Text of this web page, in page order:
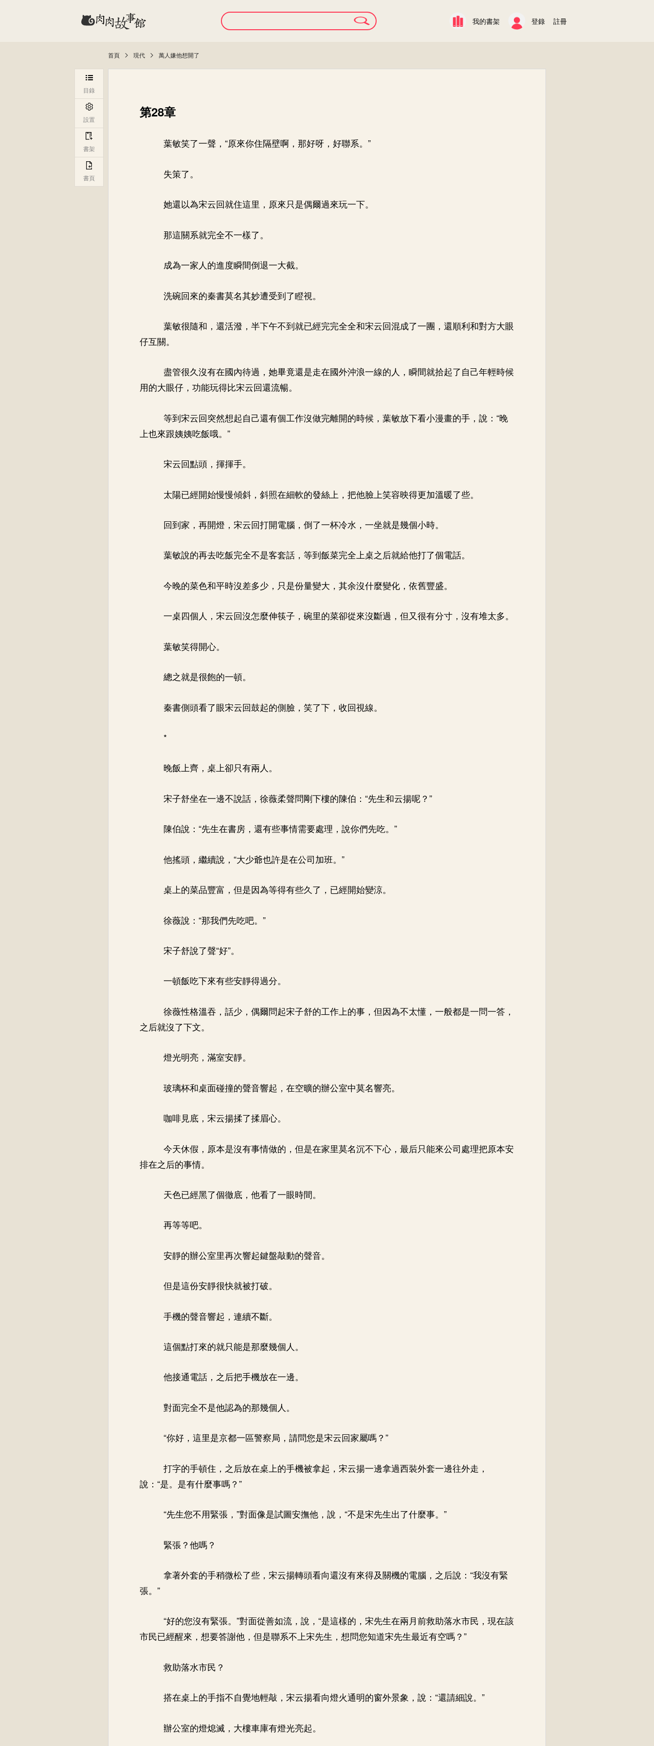
我的書架 登錄 註冊
首頁 現代 萬人嫌他想開了
目錄
設置
書架
書頁
第28章
葉敏笑了一聲，“原來你住隔壁啊，那好呀，好聯系。”
失策了。
她還以為宋云回就住這里，原來只是偶爾過來玩一下。
那這關系就完全不一樣了。
成為一家人的進度瞬間倒退一大截。
洗碗回來的秦書莫名其妙遭受到了瞪視。
葉敏很隨和，還活潑，半下午不到就已經完完全全和宋云回混成了一團，還順利和對方大眼
仔互關。
盡管很久沒有在國內待過，她畢竟還是走在國外沖浪一線的人，瞬間就拾起了自己年輕時候
用的大眼仔，功能玩得比宋云回還流暢。
等到宋云回突然想起自己還有個工作沒做完離開的時候，葉敏放下看小漫畫的手，說：“晚
上也來跟姨姨吃飯哦。”
宋云回點頭，揮揮手。
太陽已經開始慢慢傾斜，斜照在細軟的發絲上，把他臉上笑容映得更加溫暖了些。
回到家，再開燈，宋云回打開電腦，倒了一杯冷水，一坐就是幾個小時。
葉敏說的再去吃飯完全不是客套話，等到飯菜完全上桌之后就給他打了個電話。
今晚的菜色和平時沒差多少，只是份量變大，其余沒什麼變化，依舊豐盛。
一桌四個人，宋云回沒怎麼伸筷子，碗里的菜卻從來沒斷過，但又很有分寸，沒有堆太多。
葉敏笑得開心。
總之就是很飽的一頓。
秦書側頭看了眼宋云回鼓起的側臉，笑了下，收回視線。
*
晚飯上齊，桌上卻只有兩人。
宋子舒坐在一邊不說話，徐薇柔聲問剛下樓的陳伯：“先生和云揚呢？”
陳伯說：“先生在書房，還有些事情需要處理，說你們先吃。”
他搖頭，繼續說，“大少爺也許是在公司加班。”
桌上的菜品豐富，但是因為等得有些久了，已經開始變涼。
徐薇說：“那我們先吃吧。”
宋子舒說了聲“好”。
一頓飯吃下來有些安靜得過分。
徐薇性格溫吞，話少，偶爾問起宋子舒的工作上的事，但因為不太懂，一般都是一問一答，
之后就沒了下文。
燈光明亮，滿室安靜。
玻璃杯和桌面碰撞的聲音響起，在空曠的辦公室中莫名響亮。
咖啡見底，宋云揚揉了揉眉心。
今天休假，原本是沒有事情做的，但是在家里莫名沉不下心，最后只能來公司處理把原本安
排在之后的事情。
天色已經黑了個徹底，他看了一眼時間。
再等等吧。
安靜的辦公室里再次響起鍵盤敲動的聲音。
但是這份安靜很快就被打破。
手機的聲音響起，連續不斷。
這個點打來的就只能是那麼幾個人。
他接通電話，之后把手機放在一邊。
對面完全不是他認為的那幾個人。
“你好，這里是京都一區警察局，請問您是宋云回家屬嗎？”
打字的手頓住，之后放在桌上的手機被拿起，宋云揚一邊拿過西裝外套一邊往外走，
說：“是。是有什麼事嗎？”
“先生您不用緊張，”對面像是試圖安撫他，說，“不是宋先生出了什麼事。”
緊張？他嗎？
拿著外套的手稍微松了些，宋云揚轉頭看向還沒有來得及關機的電腦，之后說：“我沒有緊
張。”
“好的您沒有緊張。”對面從善如流，說，“是這樣的，宋先生在兩月前救助落水市民，現在該
市民已經醒來，想要答謝他，但是聯系不上宋先生，想問您知道宋先生最近有空嗎？”
救助落水市民？
搭在桌上的手指不自覺地輕敲，宋云揚看向燈火通明的窗外景象，說：“還請細說。”
辦公室的燈熄滅，大樓車庫有燈光亮起。